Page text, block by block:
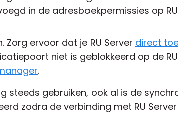
in de adresboekpermissies op RU
Zorg ervoor dat je RU Server direct
niet is geblokkeerd op de
.
steeds gebruiken, ook al is de
zodra de verbinding met RU